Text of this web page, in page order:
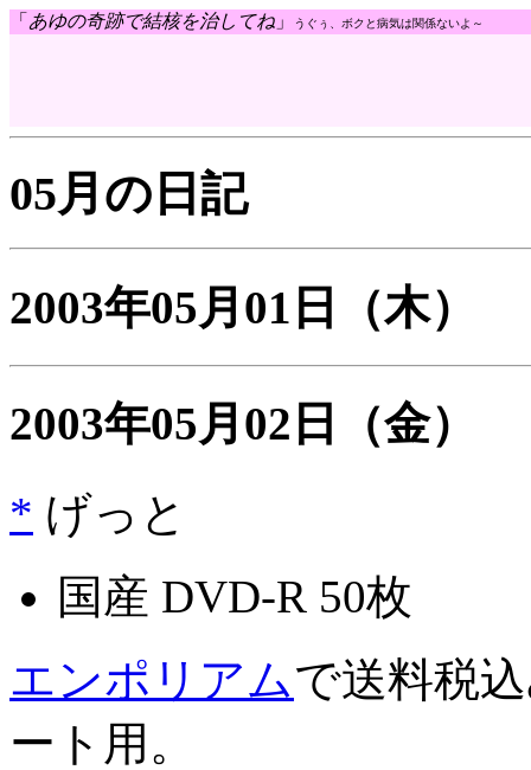
「 あゆの奇跡で結核を治してね 」 うぐぅ、ボクと病気は関係ないよ～
05月の日記
2003年05月01日 （木）
2003年05月02日
（金）
* げっと
国産 DVD-R 50枚
エンポリアムで送料税
ート用。